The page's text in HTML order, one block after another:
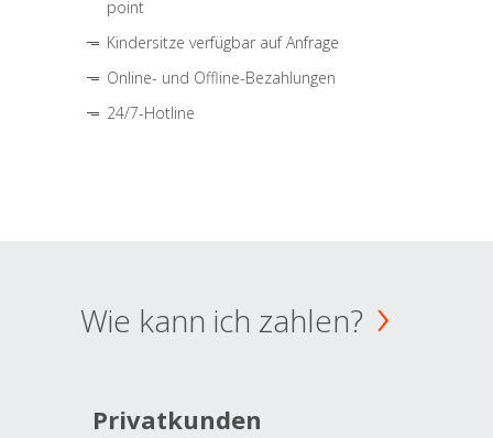
point
Kindersitze verfügbar auf Anfrage
Online- und Offline-Bezahlungen
24/7-Hotline
Wie kann ich zahlen?
Privatkunden